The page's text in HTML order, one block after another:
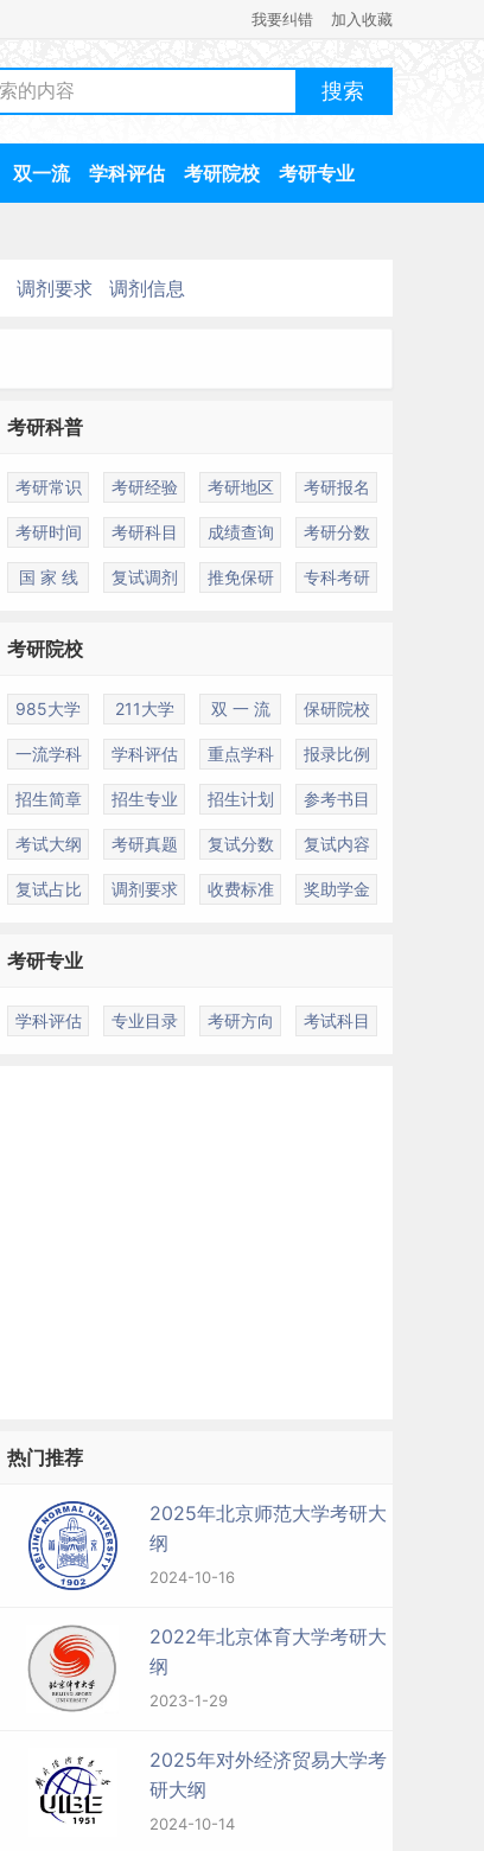
我要纠错 加入收藏
双一流 学科评估 考研院校 考研专业
调剂要求 调剂信息
考研科普
考研常识 考研经验 考研地区 考研报名
考研时间 考研科目 成绩查询 考研分数
国 家 线 复试调剂 推免保研 专科考研
考研院校
985大学 211大学 双 一 流 保研院校
一流学科 学科评估 重点学科 报录比例
招生简章 招生专业 招生计划 参考书目
考试大纲 考研真题 复试分数 复试内容
复试占比 调剂要求 收费标准 奖助学金
考研专业
学科评估 专业目录 考研方向 考试科目
热门推荐
2025年北京师范大学考研大
纲
2024-10-16
2022年北京体育大学考研大
纲
2023-1-29
2025年对外经济贸易大学考
研大纲
2024-10-14